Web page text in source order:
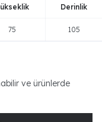
Derinlik
75 105
ve ürünlerde